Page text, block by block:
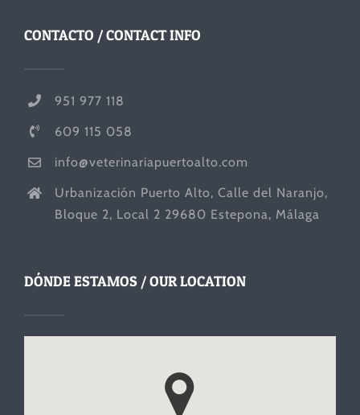
CONTACTO / CONTACT INFO
951 977 118
609 115 058
info@veterinariapuertoalto.com
Urbanización Puerto Alto, Calle del Naranjo,
Bloque 2, Local 2 29680 Estepona, Málaga
DÓNDE ESTAMOS / OUR LOCATION